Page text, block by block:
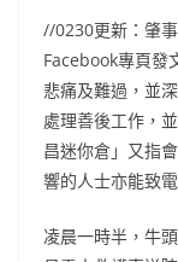
//0230更新：肇
Facebook專頁發
悲痛及難過，並
處理善後工作，
昌迷你倉」又指
響的人士亦能致
凌晨一時半，牛